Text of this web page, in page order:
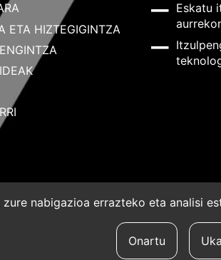
ETA HIZTEGIGINTZA
Eskatu
politika
nabigazioa errazteko eta analisi
Onartu